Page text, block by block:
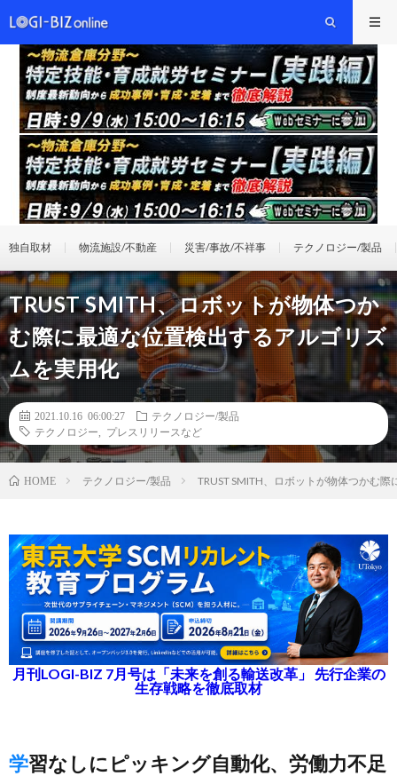
独自取材 物流施設/不動産 災害/事故/不祥事 テクノロジー/製品
TRUST SMITH、ロボットが物体つか
む際に最適な位置検出するアルゴリズ
ムを実用化
2021.10.16 06:00:27
テクノロジー/製品
テクノロジー
プレスリリースなど
HOME テクノロジー/製品 TRUST SMITH、ロボットが物体つかむ
月刊LOGI-BIZ 7月号は「未来を創る輸送改革」 先行企業の
生存戦略を徹底取材
学習なしにピッキング自動化、労働力不足